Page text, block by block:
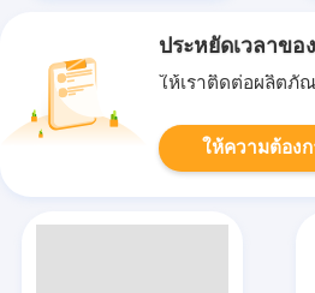
ประหยัดเวลาข
ให้เราติดต่อผลิต
ให้ความต้อง